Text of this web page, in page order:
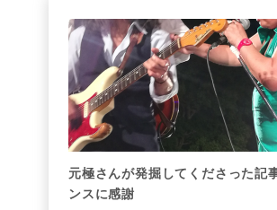
元極さんが発掘してくださった記
ンスに感謝